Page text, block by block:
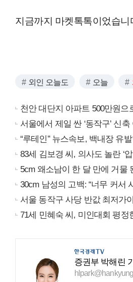
지금까지 마켓톡톡이었습니
외인 오늘도 오늘
천안 대단지 아파트 500만원으
서울에서 제일 싼 ‘동작구’ 신
“루테인” 뉴스속보, 백내장 유
83세 김보경 씨, 의사도 놀란 ‘
5cm 왜소남이 한 달 만에 거물
30cm 남성의 고백: “너무 커서
서울 동작구 사당 반값 최저가
71세 민혜숙 씨, 미인대회 평정
증권부 박해린